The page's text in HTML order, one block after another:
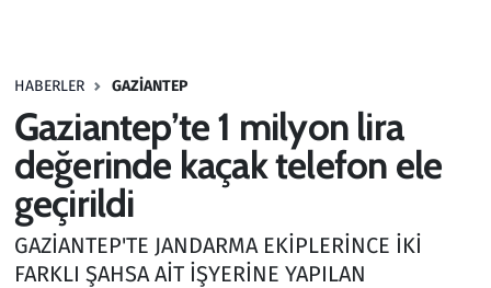
HABERLER GAZIANTEP
Gaziantep’te 1 milyon lira
değerinde kaçak telefon ele
geçirildi
GAZİANTEP'TE JANDARMA EKİPLERİNCE İKİ
FARKLI ŞAHSA AİT İŞYERİNE YAPILAN
Haber
Kültür Sanat
Kurumsal Haberler
Lezzet Durağı